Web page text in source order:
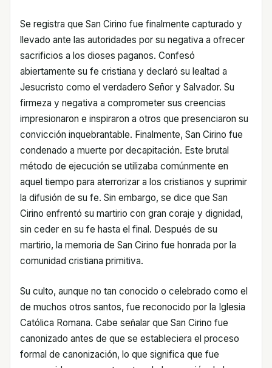
Se registra que San Cirino fue finalmente capturado y
llevado ante las autoridades por su negativa a ofrecer
sacrificios a los dioses paganos. Confesó
abiertamente su fe cristiana y declaró su lealtad a
Jesucristo como el verdadero Señor y Salvador. Su
firmeza y negativa a comprometer sus creencias
impresionaron e inspiraron a otros que presenciaron su
convicción inquebrantable. Finalmente, San Cirino fue
condenado a muerte por decapitación. Este brutal
método de ejecución se utilizaba comúnmente en
aquel tiempo para aterrorizar a los cristianos y suprimir
la difusión de su fe. Sin embargo, se dice que San
Cirino enfrentó su martirio con gran coraje y dignidad,
sin ceder en su fe hasta el final. Después de su
martirio, la memoria de San Cirino fue honrada por la
comunidad cristiana primitiva.
Su culto, aunque no tan conocido o celebrado como el
de muchos otros santos, fue reconocido por la Iglesia
Católica Romana. Cabe señalar que San Cirino fue
canonizado antes de que se estableciera el proceso
formal de canonización, lo que significa que fue